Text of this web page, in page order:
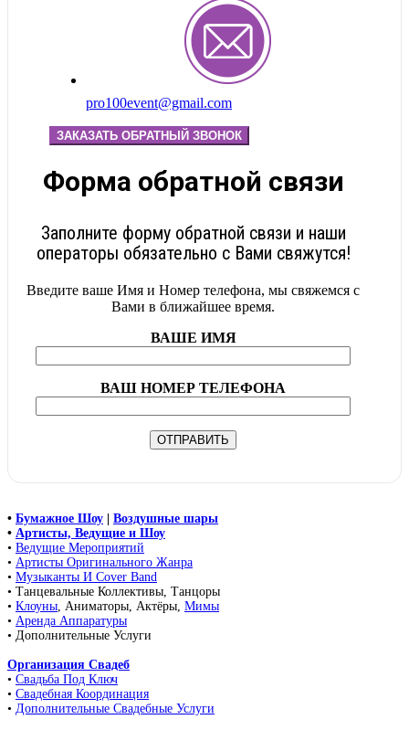
pro100event@gmail.com
ЗАКАЗАТЬ ОБРАТНЫЙ ЗВОНОК
Форма обратной связи
Заполните форму обратной связи и наши
операторы обязательно с Вами свяжутся!
Введите ваше Имя и Номер телефона, мы свяжемся с
Вами в ближайшее время.
ВАШЕ ИМЯ
ВАШ НОМЕР ТЕЛЕФОНА
• Бумажное Шоу
Воздушные шары
• Артисты, Ведущие и Шоу
• Ведущие Мероприятий
• Артисты Оригинального Жанра
• Музыканты И Cover Band
• Танцевальные Коллективы, Танцоры
• Клоуны, Аниматоры, Актёры, Мимы
• Аренда Аппаратуры
• Дополнительные Услуги
Организация Свадеб
• Свадьба Под Ключ
• Свадебная Координация
• Дополнительные Свадебные Услуги